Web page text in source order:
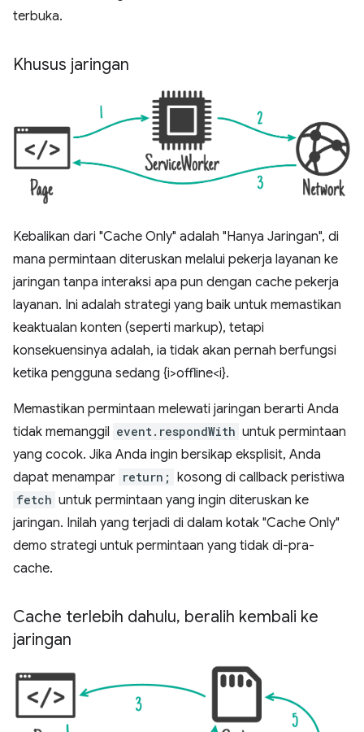
terbuka.
Khusus jaringan
Kebalikan dari "Cache Only" adalah "Hanya Jaringan", di
mana permintaan diteruskan melalui pekerja layanan ke
jaringan tanpa interaksi apa pun dengan cache pekerja
layanan. Ini adalah strategi yang baik untuk memastikan
keaktualan konten (seperti markup), tetapi
konsekuensinya adalah, ia tidak akan pernah berfungsi
ketika pengguna sedang {i>offline<i}.
Memastikan permintaan melewati jaringan berarti Anda
tidak memanggil event.respondWith untuk permintaan
yang cocok. Jika Anda ingin bersikap eksplisit, Anda
dapat menampar return; kosong di callback peristiwa
fetch untuk permintaan yang ingin diteruskan ke
jaringan. Inilah yang terjadi di dalam kotak "Cache Only"
demo strategi untuk permintaan yang tidak di-pra-
cache.
Cache terlebih dahulu, beralih kembali ke
jaringan